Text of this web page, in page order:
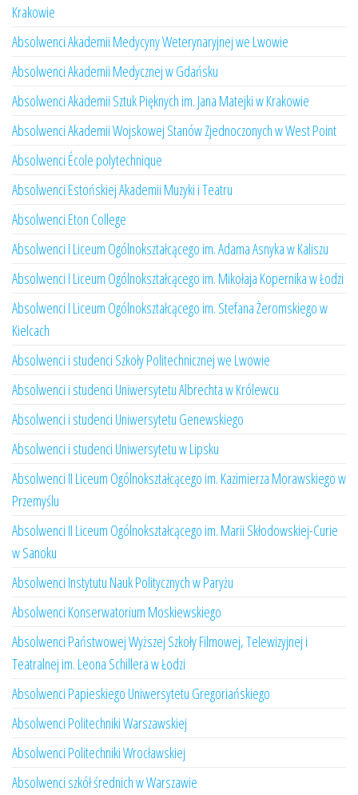
Krakowie
Absolwenci Akademii Medycyny Weterynaryjnej we Lwowie
Absolwenci Akademii Medycznej w Gdańsku
Absolwenci Akademii Sztuk Pięknych im. Jana Matejki w Krakowie
Absolwenci Akademii Wojskowej Stanów Zjednoczonych w West Point
Absolwenci École polytechnique
Absolwenci Estońskiej Akademii Muzyki i Teatru
Absolwenci Eton College
Absolwenci I Liceum Ogólnokształcącego im. Adama Asnyka w Kaliszu
Absolwenci I Liceum Ogólnokształcącego im. Mikołaja Kopernika w Łodzi
Absolwenci I Liceum Ogólnokształcącego im. Stefana Żeromskiego w
Kielcach
Absolwenci i studenci Szkoły Politechnicznej we Lwowie
Absolwenci i studenci Uniwersytetu Albrechta w Królewcu
Absolwenci i studenci Uniwersytetu Genewskiego
Absolwenci i studenci Uniwersytetu w Lipsku
Absolwenci II Liceum Ogólnokształcącego im. Kazimierza Morawskiego w
Przemyślu
Absolwenci II Liceum Ogólnokształcącego im. Marii Skłodowskiej-Curie
w Sanoku
Absolwenci Instytutu Nauk Politycznych w Paryżu
Absolwenci Konserwatorium Moskiewskiego
Absolwenci Państwowej Wyższej Szkoły Filmowej, Telewizyjnej i
Teatralnej im. Leona Schillera w Łodzi
Absolwenci Papieskiego Uniwersytetu Gregoriańskiego
Absolwenci Politechniki Warszawskiej
Absolwenci Politechniki Wrocławskiej
Absolwenci szkół średnich w Warszawie